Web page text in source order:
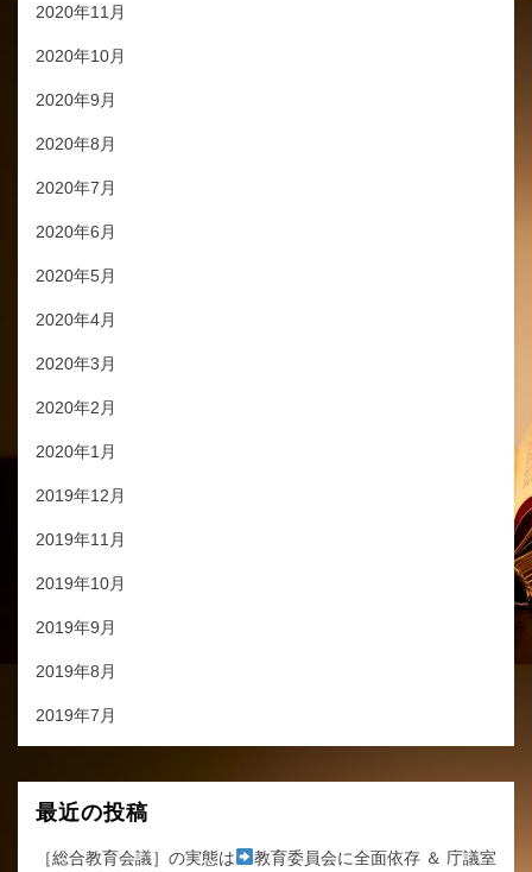
2020年11月
2020年10月
2020年9月
2020年8月
2020年7月
2020年6月
2020年5月
2020年4月
2020年3月
2020年2月
2020年1月
2019年12月
2019年11月
2019年10月
2019年9月
2019年8月
2019年7月
最近の投稿
［総合教育会議］の実態は
教育委員会に全面依存 ＆ 庁議室